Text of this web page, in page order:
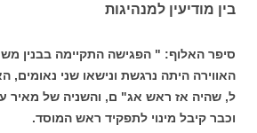
בין מודיעין למנהיגות
סיפר האלוף: " הפגישה התקיימה בבנין
האווירה היתה נרגשת ונישאו שני נאומים,
ל, שהיה אז ראש אג" ם, והשניה של מאיר
וכבר קיבל מינוי לתפקיד ראש המוסד.